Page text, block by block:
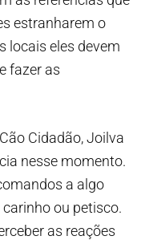
estranharem o
locais eles devem
fazer as
Cidadão, Joilva
nesse momento.
a algo
ou petisco.
as reações